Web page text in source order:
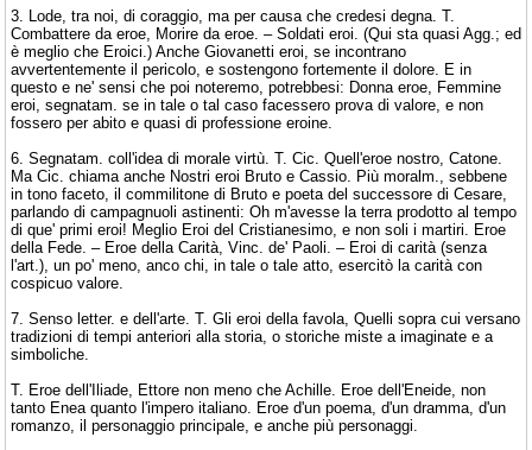
3. Lode, tra noi, di coraggio, ma per causa che credesi degna. T.
Combattere da eroe, Morire da eroe. – Soldati eroi. (Qui sta quasi Agg.; ed
è meglio che Eroici.) Anche Giovanetti eroi, se incontrano
avvertentemente il pericolo, e sostengono fortemente il dolore. E in
questo e ne' sensi che poi noteremo, potrebbesi: Donna eroe, Femmine
eroi, segnatam. se in tale o tal caso facessero prova di valore, e non
fossero per abito e quasi di professione eroine.
6. Segnatam. coll'idea di morale virtù. T. Cic. Quell'eroe nostro, Catone.
Ma Cic. chiama anche Nostri eroi Bruto e Cassio. Più moralm., sebbene
in tono faceto, il commilitone di Bruto e poeta del successore di Cesare,
parlando di campagnuoli astinenti: Oh m'avesse la terra prodotto al tempo
di que' primi eroi! Meglio Eroi del Cristianesimo, e non soli i martiri. Eroe
della Fede. – Eroe della Carità, Vinc. de' Paoli. – Eroi di carità (senza
l'art.), un po' meno, anco chi, in tale o tale atto, esercitò la carità con
cospicuo valore.
7. Senso letter. e dell'arte. T. Gli eroi della favola, Quelli sopra cui versano
tradizioni di tempi anteriori alla storia, o storiche miste a imaginate e a
simboliche.
T. Eroe dell'Iliade, Ettore non meno che Achille. Eroe dell'Eneide, non
tanto Enea quanto l'impero italiano. Eroe d'un poema, d'un dramma, d'un
romanzo, il personaggio principale, e anche più personaggi.